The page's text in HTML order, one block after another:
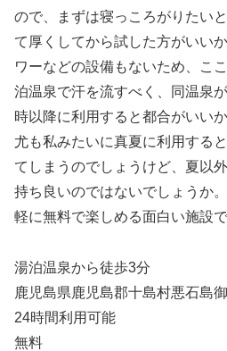
ので、まずは寝っころがりたい
て厚くしてから試した方がいい
ワーなどの設備もないため、こ
泊温泉で汗を流すべく、同温泉
時以降に利用すると都合がいい
尤も私みたいに真夏に利用する
てしまうのでしょうけど、夏以
持ち良いのではないでしょうか
軽に無料で楽しめる面白い施設で
湯泊温泉から徒歩3分
鹿児島県鹿児島郡十島村悪石
24時間利用可能
無料